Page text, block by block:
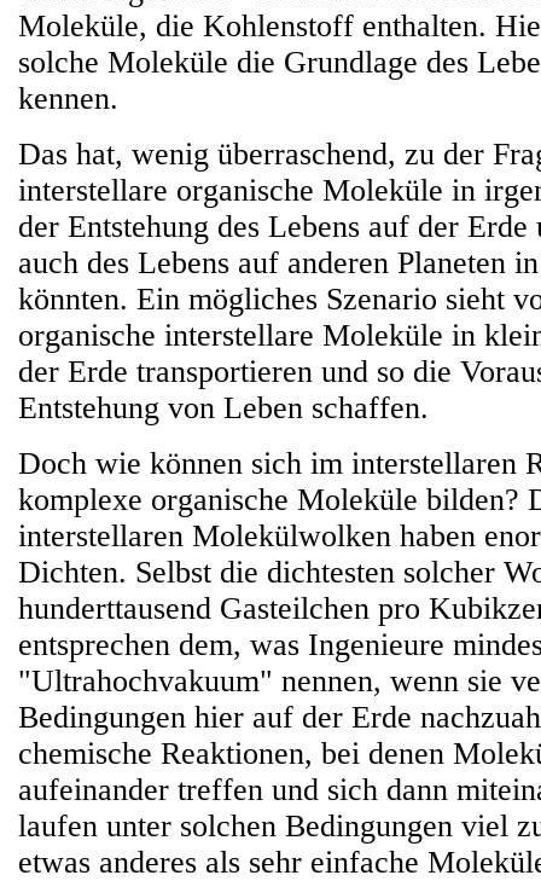
Moleküle, die Kohlenstoff enthalten.
solche Moleküle die Grundlage des
kennen.
Das hat, wenig überraschend, zu der
interstellare organische Moleküle in
der Entstehung des Lebens auf der
auch des Lebens auf anderen Planeten
könnten. Ein mögliches Szenario sieht
organische interstellare Moleküle in
der Erde transportieren und so die
Entstehung von Leben schaffen.
Doch wie können sich im interstellaren
komplexe organische Moleküle bilden?
interstellaren Molekülwolken haben
Dichten. Selbst die dichtesten solcher
hunderttausend Gasteilchen pro
entsprechen dem, was Ingenieure
"Ultrahochvakuum" nennen, wenn sie
Bedingungen hier auf der Erde
chemische Reaktionen, bei denen
aufeinander treffen und sich dann
laufen unter solchen Bedingungen viel
etwas anderes als sehr einfache